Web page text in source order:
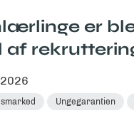
er
af
Ungegarantien